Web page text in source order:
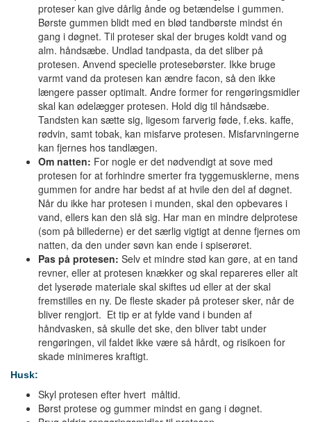
proteser kan give dårlig ånde og betændelse i gummen.
Børste gummen blidt med en blød tandbørste mindst én
gang i døgnet. Til proteser skal der bruges koldt vand og
alm. håndsæbe. Undlad tandpasta, da det sliber på
protesen. Anvend specielle protesebørster. Ikke bruge
varmt vand da protesen kan ændre facon, så den ikke
længere passer optimalt. Andre former for rengøringsmidler
skal kan ødelægger protesen. Hold dig til håndsæbe.
Tandsten kan sætte sig, ligesom farverig føde, f.eks. kaffe,
rødvin, samt tobak, kan misfarve protesen. Misfarvningerne
kan fjernes hos tandlægen.
Om natten: For nogle er det nødvendigt at sove med
protesen for at forhindre smerter fra tyggemusklerne, mens
gummen for andre har bedst af at hvile den del af døgnet.
Når du ikke har protesen i munden, skal den opbevares i
vand, ellers kan den slå sig. Har man en mindre delprotese
(som på billederne) er det særlig vigtigt at denne fjernes om
natten, da den under søvn kan ende i spiserøret.
Pas på protesen: Selv et mindre stød kan gøre, at en tand
revner, eller at protesen knækker og skal repareres eller alt
det lyserøde materiale skal skiftes ud eller at der skal
fremstilles en ny. De fleste skader på proteser sker, når de
bliver rengjort. Et tip er at fylde vand i bunden af
håndvasken, så skulle det ske, den bliver tabt under
rengøringen, vil faldet ikke være så hårdt, og risikoen for
skade minimeres kraftigt.
Husk:
Skyl protesen efter hvert måltid.
Børst protese og gummer mindst en gang i døgnet.